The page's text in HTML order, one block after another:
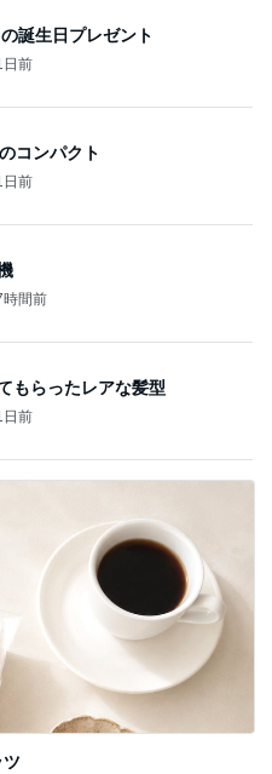
誕生日プレゼント
日前
コンパクト
日前
時間前
もらったレアな髪型
日前